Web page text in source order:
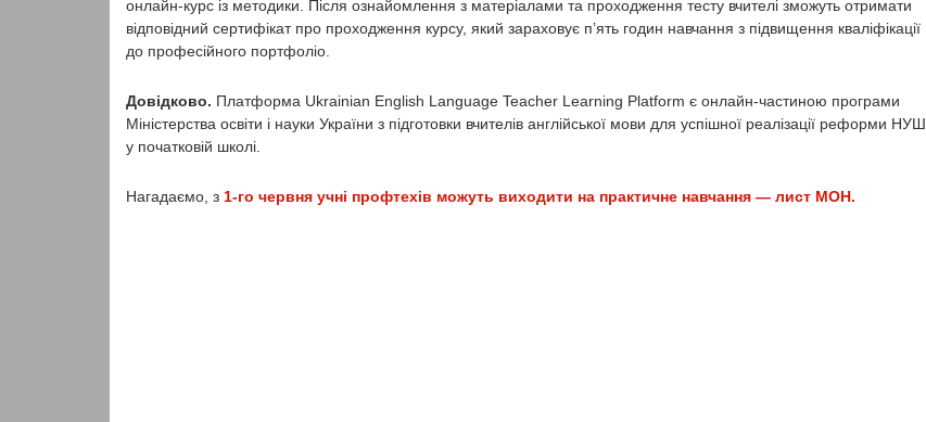
онлайн-курс із методики. Після ознайомлення з матеріалами та проходження тесту вчителі зможуть отримати
відповідний сертифікат про проходження курсу, який зараховує п’ять годин навчання з підвищення кваліфікації
до професійного портфоліо.
Довідково. Платформа Ukrainian English Language Teacher Learning Platform є онлайн-частиною програми
Міністерства освіти і науки України з підготовки вчителів англійської мови для успішної реалізації реформи НУШ
у початковій школі.
Нагадаємо, з 1-го червня учні профтехів можуть виходити на практичне навчання — лист МОН.